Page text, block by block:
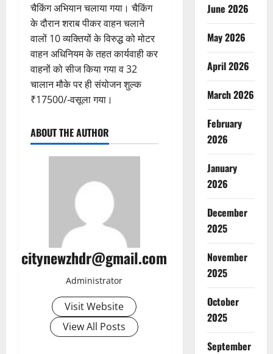
चैकिंग अभियान चलाया गया। चैकिंग
के दौरान शराब पीकर वाहन चलाने
वालों 10 व्यक्तियों के विरुद्ध को मोटर
वाहन अधिनियम के तहत कार्यवाही कर
वाहनों को सीज किया गया व 32
चालान मौके पर ही संयोजन शुल्क
₹17500/-वसूला गया।
ABOUT THE AUTHOR
citynewzhdr@gmail.com
Administrator
Visit Website
View All Posts
June 2026
May 2026
April 2026
March 2026
February
2026
January
2026
December
2025
November
2025
October
2025
September